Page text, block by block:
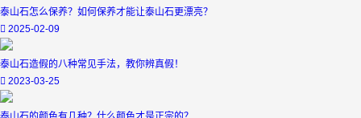
泰山石怎么保养？如何保养才能让泰山石更漂亮？
2025-02-09
泰山石造假的八种常见手法，教你辨真假！
2023-03-25